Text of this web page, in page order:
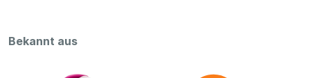
Bekannt aus